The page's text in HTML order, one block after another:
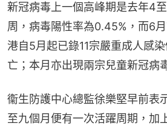
新冠病毒上一個高峰期是去年4
周，病毒陽性率為0.45%，而6
港自5月起已錄11宗嚴重成人感
亡；本月亦出現兩宗兒童新冠病
衞生防護中心總監徐樂堅早前表
至九個月便有一次活躍周期，加